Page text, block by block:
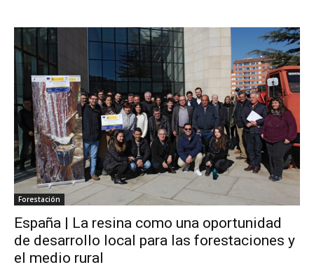
Forestación
España | La resina como una oportunidad
de desarrollo local para las forestaciones y
el medio rural